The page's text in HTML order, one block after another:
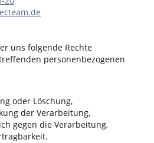
uns folgende Rechte
personenbezogenen
oder Löschung,
der Verarbeitung,
gegen die Verarbeitung,